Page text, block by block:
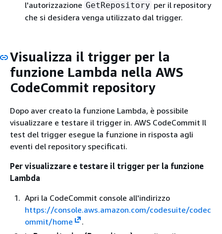
l'autorizzazione GetRepository per il repository
che si desidera venga utilizzato dal trigger.
Visualizza il trigger per la
funzione Lambda nella AWS
CodeCommit repository
Dopo aver creato la funzione Lambda, è possibile
visualizzare e testare il trigger in. AWS CodeCommit Il
test del trigger esegue la funzione in risposta agli
eventi del repository specificati.
Per visualizzare e testare il trigger per la funzione
Lambda
Apri la CodeCommit console all'indirizzo
https://console.aws.amazon.com/codesuite/codec
ommit/home
.